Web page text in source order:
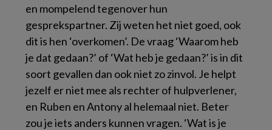
en mompelend tegenover hun
gesprekspartner. Zij weten het niet goed, ook
dit is hen ‘overkomen’. De vraag ‘Waarom heb
je dat gedaan?’ of ‘Wat heb je gedaan?’ is in dit
soort gevallen dan ook niet zo zinvol. Je helpt
jezelf er niet mee als rechter of hulpverlener,
en Ruben en Antony al helemaal niet. Beter
zou je iets anders kunnen vragen. ‘Wat is je